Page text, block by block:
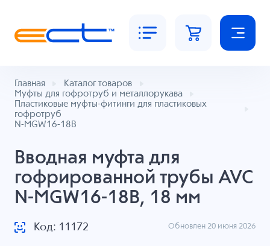
Главная
Каталог товаров
Муфты для гофротруб и металлорукава
Пластиковые муфты-фитинги для пластиковых
гофротруб
N-MGW16-18B
Вводная муфта для
гофрированной трубы AVC
N-MGW16-18B, 18 мм
Код: 11172 Обновлен 20 июня 2026